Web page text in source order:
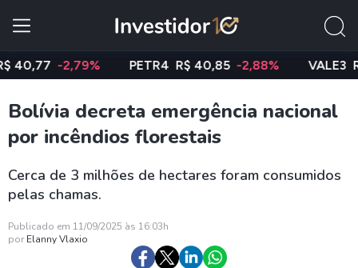
PETR4 R$ 40,85 -2,88% VALE3 R$ 74,97 -
Bolívia decreta emergência nacional
por incêndios florestais
Cerca de 3 milhões de hectares foram consumidos
pelas chamas.
Publicado em 11/09/2025 às 16:03h
por Elanny Vlaxio